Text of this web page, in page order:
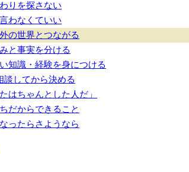
りを探さない
わなくていい
の世界とつながる
と事実を分ける
知識・経験を身につける
談してから決める
たはちゃんとした人だ」
だからできること
ったらさようなら